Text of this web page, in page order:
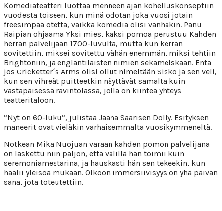
Komediateatteri luottaa menneen ajan kohelluskonseptiin
vuodesta toiseen, kun minä odotan joka vuosi jotain
freesimpää otetta, vaikka komedia olisi vanhakin. Panu
Raipian ohjaama Yksi mies, kaksi pomoa perustuu Kahden
herran palvelijaan 1700-luvulta, mutta kun kerran
sovitettiin, miksei sovitettu vähän enemmän, miksi tehtiin
Brightoniin, ja englantilaisten nimien sekamelskaan. Entä
jos Cricketter´s Arms olisi ollut nimeltään Sisko ja sen veli,
kun sen vihreät puitteetkin näyttävät samalta kuin
vastapäisessä ravintolassa, jolla on kiinteä yhteys
teatteritaloon.
”Nyt on 60-luku”, julistaa Jaana Saarisen Dolly. Esityksen
maneerit ovat vieläkin varhaisemmalta vuosikymmeneltä.
Notkean Mika Nuojuan varaan kahden pomon palvelijana
on laskettu niin paljon, että välillä hän toimii kuin
seremoniamestarina, ja hauskasti hän sen tekeekin, kun
haalii yleisöä mukaan. Olkoon immersiivisyys on yhä päivän
sana, jota toteutettiin.